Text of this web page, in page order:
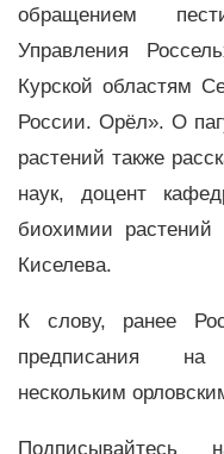
обращением
Управления
Курской областям
России. Орёл». О
растений также
наук, доцент
биохимии
Киселева.
К слову, ранее
предписания на
нескольким